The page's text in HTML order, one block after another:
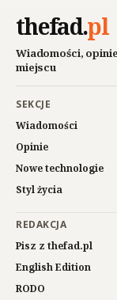
thefad.pl
Wiadomości,
miejscu
SEKCJE
Wiadomości
Opinie
Nowe technologie
Styl życia
REDAKCJA
Pisz z thefad.pl
English Edition
RODO